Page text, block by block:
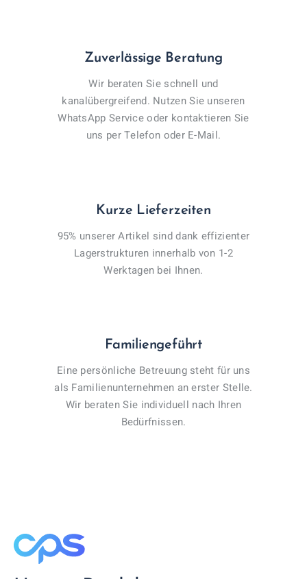
Zuverlässige Beratung
Wir beraten Sie schnell und
kanalübergreifend. Nutzen Sie unseren
WhatsApp Service oder kontaktieren Sie
uns per Telefon oder E-Mail.
Kurze Lieferzeiten
95% unserer Artikel sind dank effizienter
Lagerstrukturen innerhalb von 1-2
Werktagen bei Ihnen.
Familiengeführt
Eine persönliche Betreuung steht für uns
als Familienunternehmen an erster Stelle.
Wir beraten Sie individuell nach Ihren
Bedürfnissen.